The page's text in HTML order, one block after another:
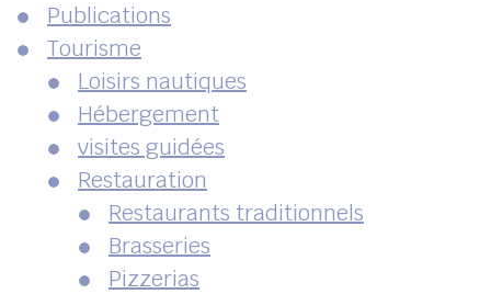
Publications
Tourisme
Loisirs nautiques
Hébergement
visites guidées
Restauration
Restaurants traditionnels
Brasseries
Pizzerias